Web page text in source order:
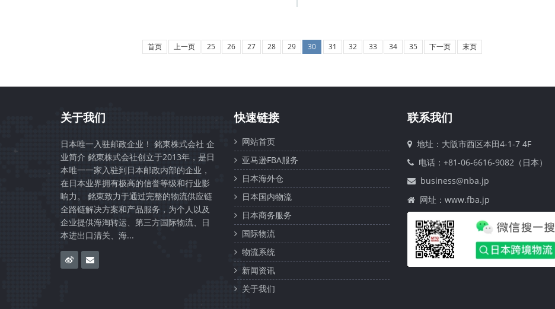
首页 上一页 25 26 27 28 29 30 31 32 33 34 35 下一页 末页
关于我们
日本唯一入驻邮政企业！ 銘東株式会社 企
业简介 銘東株式会社创立于2013年，是日
本唯一一家入驻到日本邮政内部的企业，
在日本业界拥有极高的信誉等级和行业影
响力。 銘東致力于通过完整的物流供应链
全路链解决方案和产品服务，为个人以及
企业提供海淘转运、第三方国际物流、日
本进出口清关、海...
快速链接
网站首页
亚马逊FBA服务
日本海外仓
日本国内物流
日本商务服务
国际物流
物流系统
新闻资讯
关于我们
联系我们
地址：大阪市西区本田4-1-7 4F
电话：+81-06-6616-9082（日本）
business@nba.jp
网址：www.fba.jp